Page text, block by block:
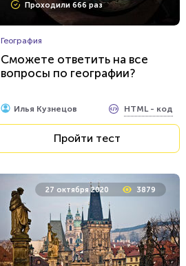
Проходили 666 раз
География
Сможете ответить на все
вопросы по географии?
Илья Кузнецов HTML - код
Пройти тест
27 октября 2020 3879